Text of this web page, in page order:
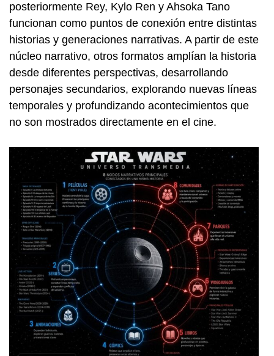
posteriormente Rey, Kylo Ren y Ahsoka Tano
funcionan como puntos de conexión entre distintas
historias y generaciones narrativas. A partir de este
núcleo narrativo, otros formatos amplían la historia
desde diferentes perspectivas, desarrollando
personajes secundarios, explorando nuevas líneas
temporales y profundizando acontecimientos que
no son mostrados directamente en el cine.